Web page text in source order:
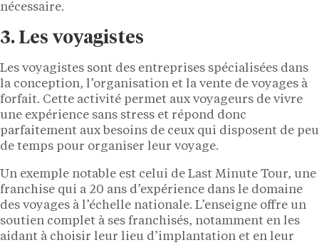
nécessaire.
3. Les voyagistes
Les voyagistes sont des entreprises spécialisées dans
la conception, l’organisation et la vente de voyages à
forfait. Cette activité permet aux voyageurs de vivre
une expérience sans stress et répond donc
parfaitement aux besoins de ceux qui disposent de peu
de temps pour organiser leur voyage.
Un exemple notable est celui de Last Minute Tour, une
franchise qui a 20 ans d’expérience dans le domaine
des voyages à l’échelle nationale. L’enseigne offre un
soutien complet à ses franchisés, notamment en les
aidant à choisir leur lieu d’implantation et en leur